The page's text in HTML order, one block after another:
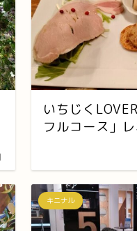
いちじく
フルコース」
キニナル